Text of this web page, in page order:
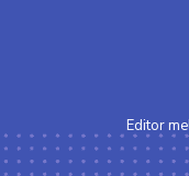
Editor